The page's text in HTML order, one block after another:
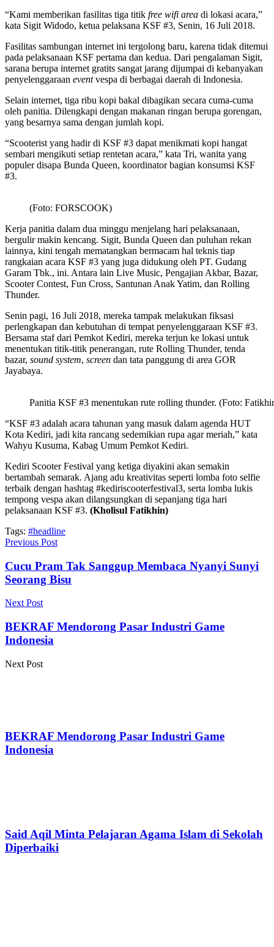
“Kami memberikan fasilitas tiga titik free wifi area di lokasi acara,”
kata Sigit Widodo, ketua pelaksana KSF #3, Senin, 16 Juli 2018.
Fasilitas sambungan internet ini tergolong baru, karena tidak ditemui
pada pelaksanaan KSF pertama dan kedua. Dari pengalaman Sigit,
sarana berupa internet gratits sangat jarang dijumpai di kebanyakan
penyelenggaraan eventvespa di berbagai daerah di Indonesia.
Selain internet, tiga ribu kopi bakal dibagikan secara cuma-cuma
oleh panitia. Dilengkapi dengan makanan ringan berupa gorengan,
yang besarnya sama dengan jumlah kopi.
“Scooterist yang hadir di KSF #3 dapat menikmati kopi hangat
sembari mengikuti setiap rentetan acara,” kata Tri, wanita yang
populer disapa Bunda Queen, koordinator bagian konsumsi KSF
#3.
(Foto: FORSCOOK)
Kerja panitia dalam dua minggu menjelang hari pelaksanaan,
bergulir makin kencang. Sigit, Bunda Queen dan puluhan rekan
lainnya, kini tengah mematangkan bermacam hal teknis tiap
rangkaian acara KSF #3 yang juga didukung oleh PT. Gudang
Garam Tbk., ini. Antara lain Live Music, Pengajian Akbar, Bazar,
Scooter Contest, Fun Cross, Santunan Anak Yatim, dan Rolling
Thunder.
Senin pagi, 16 Juli 2018, mereka tampak melakukan fiksasi
perlengkapan dan kebutuhan di tempat penyelenggaraan KSF #3.
Bersama staf dari Pemkot Kediri, mereka terjun ke lokasi untuk
menentukan titik-titik penerangan, rute Rolling Thunder, tenda
bazar, sound system, screen dan tata panggung di area GOR
Jayabaya.
Panitia KSF #3 menentukan rute rolling thunder. (Foto:
“KSF #3 adalah acara tahunan yang masuk dalam agenda HUT
Kota Kediri, jadi kita rancang sedemikian rupa agar meriah,” kata
Wahyu Kusuma, Kabag Umum Pemkot Kediri.
Kediri Scooter Festival yang ketiga diyakini akan semakin
bertambah semarak. Ajang adu kreativitas seperti lomba foto selfie
terbaik dengan hashtag #kediriscooterfestival3, serta lomba lukis
tempong vespa akan dilangsungkan di sepanjang tiga hari
pelaksanaan KSF #3. (Kholisul Fatikhin)
Tags: #headline
Previous Post
Cucu Pram Tak Sanggup Membaca Nyanyi Sunyi
Seorang Bisu
Next Post
BEKRAF Mendorong Pasar Industri Game
Indonesia
Next Post
BEKRAF Mendorong Pasar Industri Game
Indonesia
Said Aqil Minta Pelajaran Agama Islam di Sekolah
Diperbaiki